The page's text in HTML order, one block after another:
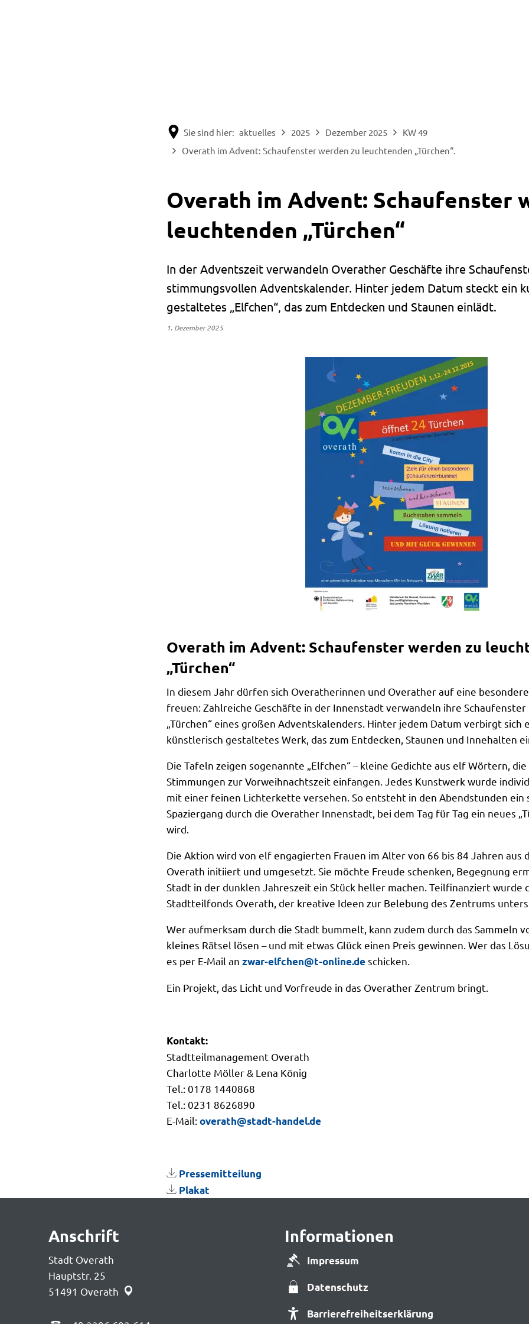
Sie sind hier: aktuelles 2025 Dezember 2025
KW 49
Overath im Advent: Schaufenster werden zu leuchtenden „Türchen“.
Overath im Advent: Schaufenster
leuchtenden „Türchen“
In der Adventszeit verwandeln Overather Geschäfte ihre
stimmungsvollen Adventskalender. Hinter jedem Datum steckt ein
gestaltetes „Elfchen“, das zum Entdecken und Staunen einlädt.
1. Dezember 2025
Overath im Advent: Schaufenster werden zu
„Türchen“
In diesem Jahr dürfen sich Overatherinnen und Overather auf eine
freuen: Zahlreiche Geschäfte in der Innenstadt verwandeln ihre
„Türchen“ eines großen Adventskalenders. Hinter jedem Datum verbirgt sich
künstlerisch gestaltetes Werk, das zum Entdecken, Staunen und Innehalten
Die Tafeln zeigen sogenannte „Elfchen“ – kleine Gedichte aus elf Wörtern, die
Stimmungen zur Vorweihnachtszeit einfangen. Jedes Kunstwerk wurde
mit einer feinen Lichterkette versehen. So entsteht in den Abendstunden
Spaziergang durch die Overather Innenstadt, bei dem Tag für Tag ein neues
wird.
Die Aktion wird von elf engagierten Frauen im Alter von 66 bis 84 Jahren aus
Overath initiiert und umgesetzt. Sie möchte Freude schenken, Begegnung
Stadt in der dunklen Jahreszeit ein Stück heller machen. Teilfinanziert wurde
Stadtteilfonds Overath, der kreative Ideen zur Belebung des Zentrums
Wer aufmerksam durch die Stadt bummelt, kann zudem durch das Sammeln
kleines Rätsel lösen – und mit etwas Glück einen Preis gewinnen. Wer das
es per E-Mail an zwar-elfchen@t-online.deschicken.
Ein Projekt, das Licht und Vorfreude in das Overather Zentrum bringt.
Kontakt:
Stadtteilmanagement Overath
Charlotte Möller & Lena König
Tel.: 0178 1440868
Tel.: 0231 8626890
E-Mail: overath@stadt-handel.de
Pressemitteilung
Plakat
Anschrift
Stadt Overath
Hauptstr. 25
51491 Overath
Informationen
Impressum
Datenschutz
Barrierefreiheitserklärung